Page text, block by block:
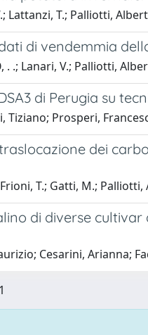
Lattanzi, T.; Palliotti,
di vendemmia
. .; Lanari, V.; Palliotti,
di Perugia su
Prosperi,
dei
T.; Gatti, M.; Palliotti,
di diverse
Cesarini, Arianna;